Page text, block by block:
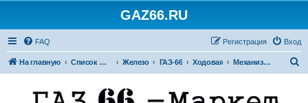
GAZ66.RU
FAQ Вход
Регистрация
На главную Список форумов Железо ГАЗ-66 Ходовая Механизмы управления